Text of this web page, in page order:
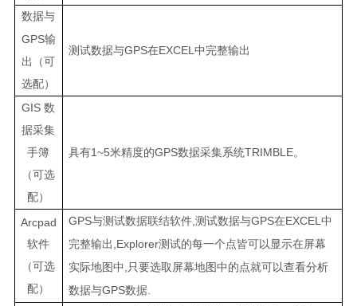
数据与
GPS输
出（可
选配）
测试数据与GPS在EXCEL 中完整输出
GIS数
据采集
手簿
（可选
配）
具有1~5米精度的GPS数据采集系统TRIMBLE。
Arcpad
软件
（可选
配）
GPS与测试数据联结软件, 测试数据与GPS在EXCEL 中
完整输出 ,Explorer测试的每一个点皆可以显示在屏幕
实际地图中 只要选取屏幕地图中的点就可以查看分析
数据与GPS数据.